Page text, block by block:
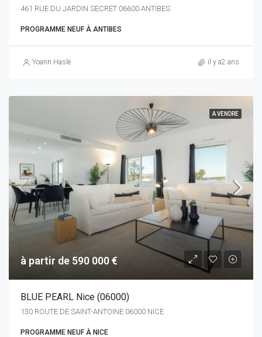
461 RUE DU JARDIN SECRET 06600 ANTIBES
PROGRAMME NEUF À ANTIBES
Yoann Haslé il y a2 ans
A VENDRE
à partir de 590 000 €
BLUE PEARL Nice (06000)
130 ROUTE DE SAINT-ANTOINE 06000 NICE
PROGRAMME NEUF À NICE